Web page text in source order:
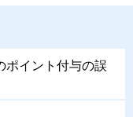
ポイント付与の誤